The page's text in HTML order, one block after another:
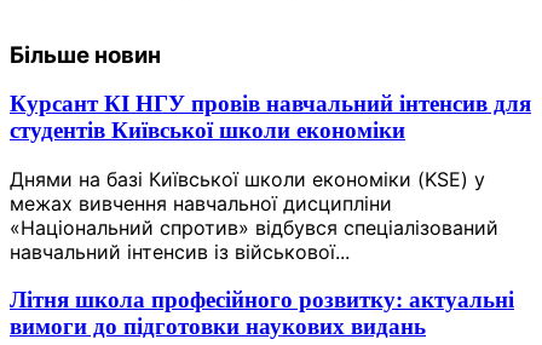
Більше новин
Курсант КІ НГУ провів навчальний інтенсив для
студентів Київської школи економіки
Днями на базі Київської школи економіки (KSE) у
межах вивчення навчальної дисципліни
«Національний спротив» відбувся спеціалізований
навчальний інтенсив із військової...
Літня школа професійного розвитку: актуальні
вимоги до підготовки наукових видань